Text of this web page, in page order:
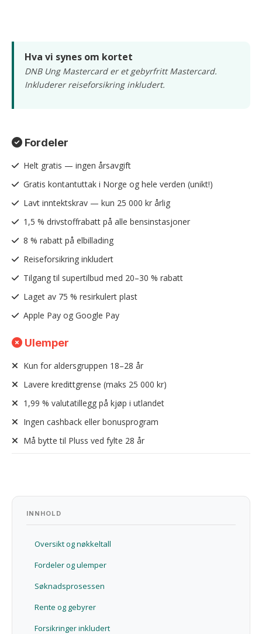
Hva vi synes
Hva vi synes om kortet
DNB Ung Mastercard er et gebyrfritt Mastercard.
Inkluderer reiseforsikring inkludert.
Fordeler
Helt gratis — ingen årsavgift
Gratis kontantuttak i Norge og hele verden (unikt!)
Lavt inntektskrav — kun 25 000 kr årlig
1,5 % drivstoffrabatt på alle bensinstasjoner
8 % rabatt på elbillading
Reiseforsikring inkludert
Tilgang til supertilbud med 20–30 % rabatt
Laget av 75 % resirkulert plast
Apple Pay og Google Pay
Ulemper
Kun for aldersgruppen 18–28 år
Lavere kredittgrense (maks 25 000 kr)
1,99 % valutatillegg på kjøp i utlandet
Ingen cashback eller bonusprogram
Må bytte til Pluss ved fylte 28 år
INNHOLD
Oversikt og nøkkeltall
Fordeler og ulemper
Søknadsprosessen
Rente og gebyrer
Forsikringer inkludert